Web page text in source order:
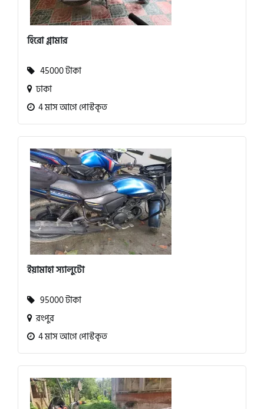
হিরো গ্লামার
45000 টাকা
ঢাকা
4 মাস আগে পোস্টকৃত
ইয়ামাহা স্যালুটো
95000 টাকা
রংপুর
4 মাস আগে পোস্টকৃত